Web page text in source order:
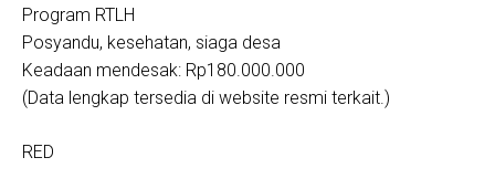
Program RTLH
Posyandu, kesehatan, siaga desa
Keadaan mendesak: Rp180.000.000
(Data lengkap tersedia di website resmi terkait.)
RED